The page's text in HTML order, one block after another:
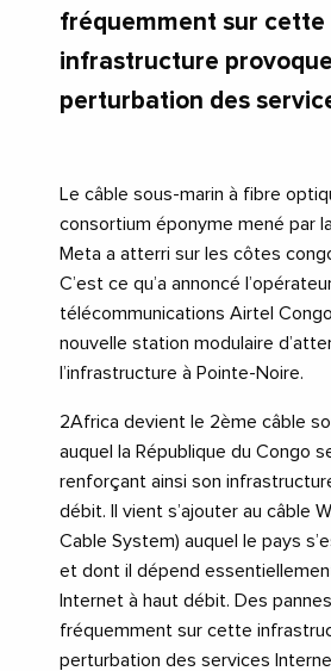
fréquemment sur cette
infrastructure
perturbation des
Le câble sous-marin à fibre
consortium éponyme mené par
Meta a atterri sur les côtes
C’est ce qu’a annoncé
télécommunications Airtel
nouvelle station modulaire
l’infrastructure à Pointe-Noire.
2Africa devient le 2ème câble
auquel la République du Congo
renforçant ainsi son
débit. Il vient s’ajouter au câble
Cable System) auquel le pays
et dont il dépend
Internet à haut débit. Des
fréquemment sur cette
perturbation des services